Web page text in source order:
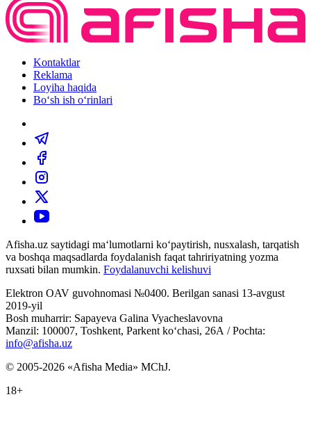
Kontaktlar
Reklama
Loyiha haqida
Bo‘sh ish o‘rinlari
Afisha.uz saytidagi ma‘lumotlarni ko‘paytirish, nusxalash, tarqatish
va boshqa maqsadlarda foydalanish faqat tahririyatning yozma
ruxsati bilan mumkin. Foydalanuvchi kelishuvi
Elektron OAV guvohnomasi №0400. Berilgan sanasi 13-avgust
2019-yil
Bosh muharrir: Sapayeva Galina Vyacheslavovna
Manzil: 100007, Toshkent, Parkent ko‘chasi, 26А / Pochta:
info@afisha.uz
© 2005-2026 «Afisha Media» MChJ.
18+